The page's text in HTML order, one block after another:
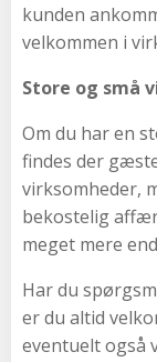
kunden
velkommen i
Store og små
Om du har en
findes der
virksomheder,
bekostelig
meget mere
Har du
er du altid
eventuelt også